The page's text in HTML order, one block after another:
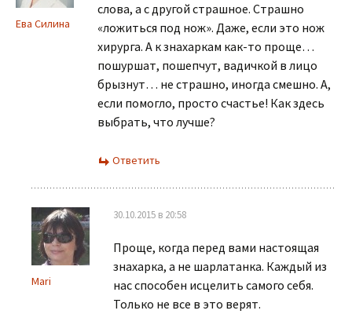
Ева Силина
слова, а с другой страшное. Страшно
«ложиться под нож». Даже, если это нож
хирурга. А к знахаркам как-то проще…
пошуршат, пошепчут, вадичкой в лицо
брызнут… не страшно, иногда смешно. А,
если помогло, просто счастье! Как здесь
выбрать, что лучше?
Ответить
Mari
30.10.2015 в 20:58
Проще, когда перед вами настоящая
знахарка, а не шарлатанка. Каждый из
нас способен исцелить самого себя.
Только не все в это верят.